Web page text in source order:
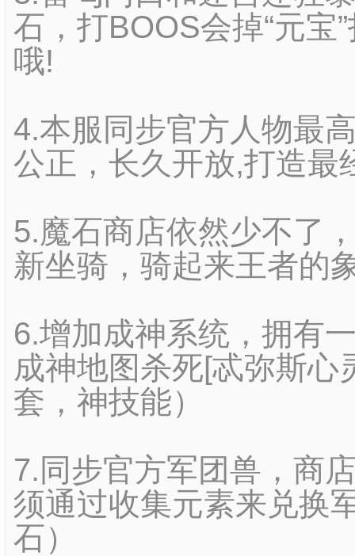
石，打BOOS会掉“元宝
哦!
4.本服同步官方人物最
公正，长久开放,打造最
5.魔石商店依然少不了
新坐骑，骑起来王者的
6.增加成神系统，拥有
成神地图杀死[忒弥斯
套，神技能）
7.同步官方军团兽，商
须通过收集元素来兑换
石）